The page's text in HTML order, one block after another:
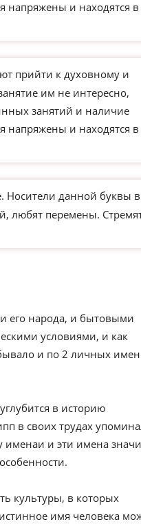
напряжены и находятся в
прийти к духовному и
им не интересно,
занятий и наличие
напряжены и находятся в
Носители данной буквы в
любят перемены.
его народа, и бытовыми
условиями, и как
и по 2 личных
в историю
в своих трудах
именаи и эти имена
культуры, в которых
имя человека